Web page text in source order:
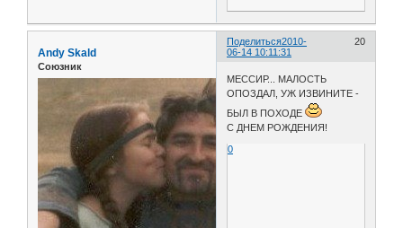
Поделиться 20
2010-
06-14 10:11:31
Andy Skald
Союзник
МЕССИР... МАЛОСТЬ
ОПОЗДАЛ, УЖ ИЗВИНИТЕ -
БЫЛ В ПОХОДЕ
С ДНЕМ РОЖДЕНИЯ!
0